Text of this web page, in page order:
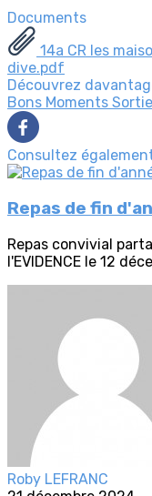
Documents
14a CR les
dive.pdf
Découvrez
Bons Moments
Consultez
Repas de fin
Repas convivial
l'EVIDENCE le 12
Roby LEFRANC